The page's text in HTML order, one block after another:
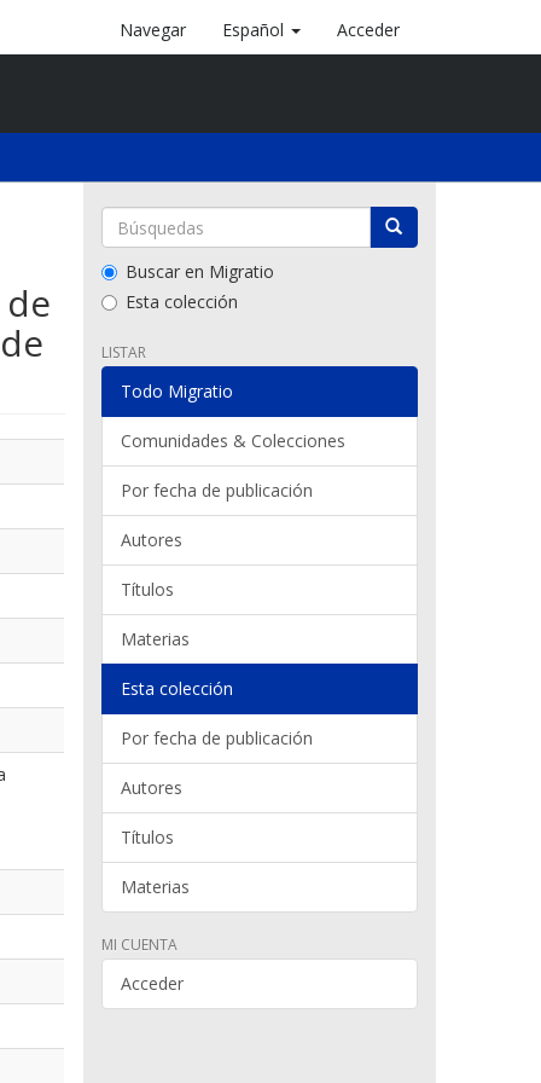
Navegar Español Acceder
Buscar en Migratio
Esta colección
LISTAR
Todo Migratio
Comunidades & Colecciones
Por fecha de publicación
Autores
Títulos
Materias
Esta colección
Por fecha de publicación
Autores
Títulos
Materias
MI CUENTA
Acceder